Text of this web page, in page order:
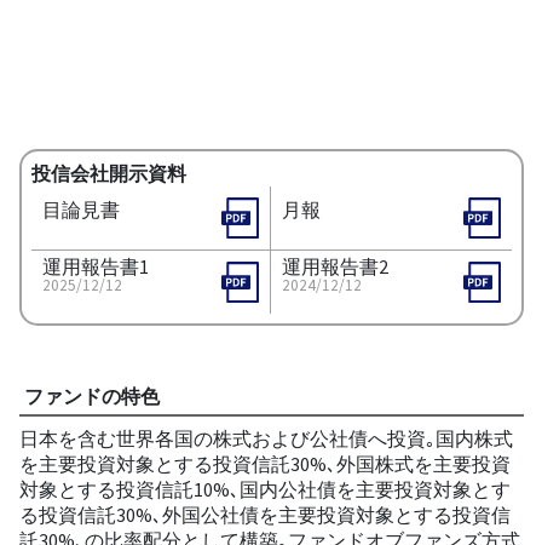
投信会社開示資料
目論見書
月報
運用報告書1
2025/12/12
運用報告書2
2024/12/12
ファンドの特色
日本を含む世界各国の株式および公社債へ投資｡国内株式
を主要投資対象とする投資信託30%､外国株式を主要投資
対象とする投資信託10%､国内公社債を主要投資対象とす
る投資信託30%､外国公社債を主要投資対象とする投資信
託30%､の比率配分として構築｡ファンドオブファンズ方式